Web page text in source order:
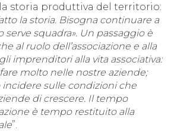
storia produttiva del territorio:
la storia. Bisogna continuare a
serve squadra». Un passaggio è
al ruolo dell’associazione e alla
imprenditori alla vita associativa:
molto nelle nostre aziende;
sulle condizioni che
di crescere. Il tempo
è tempo restituito alla
”.